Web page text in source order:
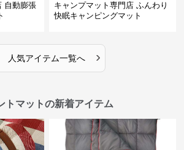
自動膨張
キャンプマット専門店 ふんわり
快眠キャンピングマット
人気アイテム一覧へ ›
トマットの新着アイテム